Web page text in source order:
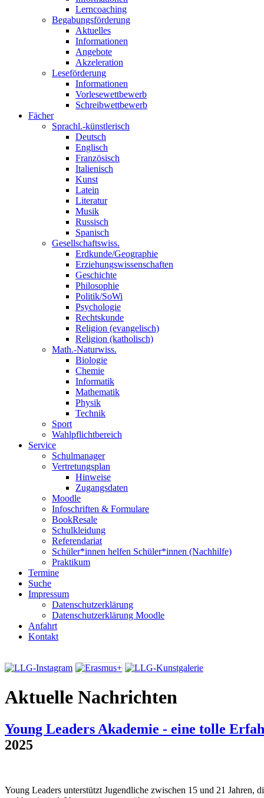
Lerncoaching
Begabungsförderung
Aktuelles
Informationen
Angebote
Akzeleration
Leseförderung
Informationen
Vorlesewettbewerb
Schreibwettbewerb
Fächer
Sprachl.-künstlerisch
Deutsch
Englisch
Französisch
Italienisch
Kunst
Latein
Literatur
Musik
Russisch
Spanisch
Gesellschaftswiss.
Erdkunde/Geographie
Erziehungswissenschaften
Geschichte
Philosophie
Politik/SoWi
Psychologie
Rechtskunde
Religion (evangelisch)
Religion (katholisch)
Math.-Naturwiss.
Biologie
Chemie
Informatik
Mathematik
Physik
Technik
Sport
Wahlpflichtbereich
Service
Schulmanager
Vertretungsplan
Hinweise
Zugangsdaten
Moodle
Infoschriften & Formulare
BookResale
Schulkleidung
Referendariat
Schüler*innen helfen Schüler*innen (Nachhilfe)
Praktikum
Termine
Suche
Impressum
Datenschutzerklärung
Datenschutzerklärung Moodle
Anfahrt
Kontakt
Aktuelle Nachrichten
Young Leaders Akademie - eine tolle
2025
Young Leaders unterstützt Jugendliche zwischen 15 und 21 Jahren,